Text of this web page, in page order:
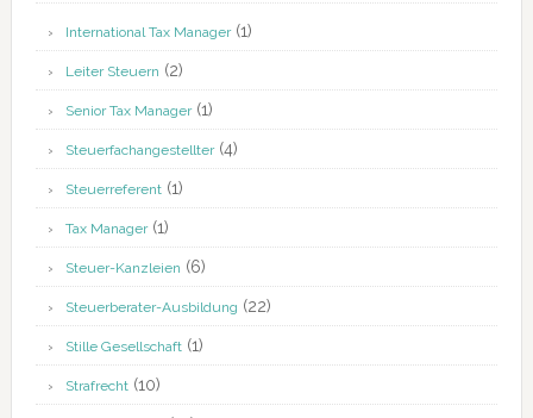
International Tax Manager(1)
Leiter Steuern (2)
Senior Tax Manager(1)
Steuerfachangestellter(4)
Steuerreferent(1)
Tax Manager(1)
Steuer-Kanzleien (6)
Steuerberater-Ausbildung (22)
Stille Gesellschaft(1)
Strafrecht(10)